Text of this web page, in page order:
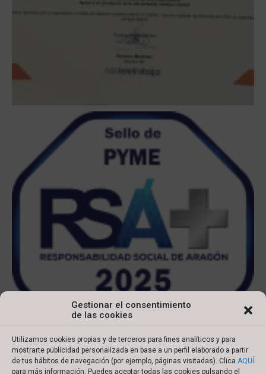
Gestionar el consentimiento
de las cookies
Utilizamos cookies propias y de terceros para fines analíticos y para
mostrarte publicidad personalizada en base a un perfil elaborado a partir
de tus hábitos de navegación (por ejemplo, páginas visitadas). Clica AQUÍ
para más información. Puedes aceptar todas las cookies pulsando el